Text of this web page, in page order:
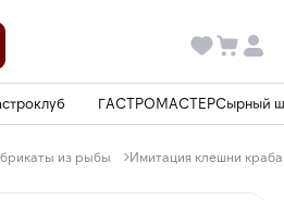
ГАСТРОМАСТЕРСырный
из рыбы Имитация клешни